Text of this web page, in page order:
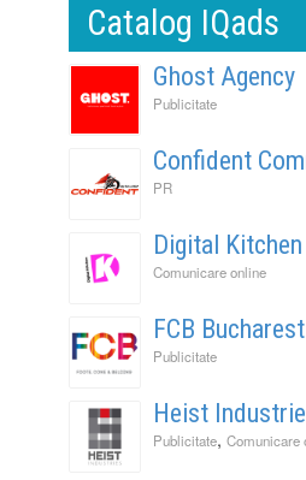
Catalog IQads
Ghost Agency
Publicitate
Confident
PR
Digital Kitchen
Comunicare online
FCB Bucharest
Publicitate
Heist
Publicitate, Comunicare